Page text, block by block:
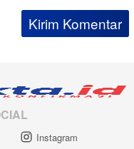
Instagram